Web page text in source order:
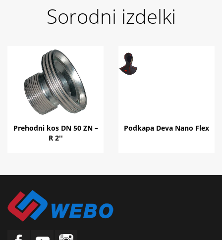
Sorodni izdelki
Prehodni kos DN 50 ZN –
R 2''
Podkapa Deva Nano Flex